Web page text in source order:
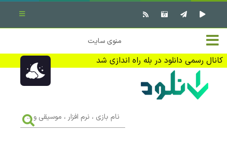
خانه
تماس با ما
تبلیغات
منوی سایت
کانال رسمی دانلود در بله راه اندازی شد
✖ بستن منو
نرم افزار کامپیوتر
بازی کامپیوتر
بازی
،